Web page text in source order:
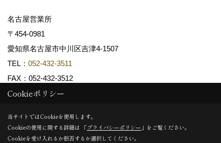
名古屋営業所
〒454-0981
愛知県名古屋市中川区吉津4-1507
TEL： 052-432-3511
FAX：052-432-3512
Copyright (c) 共和木材工業株式会社. All Rights Reserved.
Produced byゴデスクリエイト
Cookieポリシー
当サイトではCookieを使用します。
Cookieの使用に関する詳細は 「プライバシーポリシー 」をご覧ください。
Cookieを受け入れるか拒否するか選択してください。